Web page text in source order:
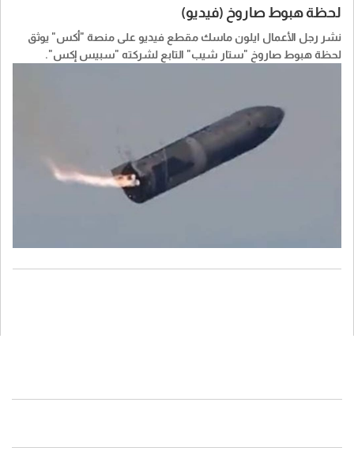
لحظة هبوط صاروخ (فيديو)
نشر رجل الأعمال ايلون ماسك مقطع فيديو على منصة "أكس" يوثق
لحظة هبوط صاروخ "ستار شيب" التابع لشركته "سبيس إكس".